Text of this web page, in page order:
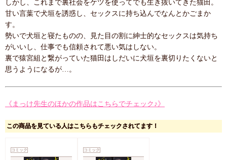
しかし、これまで裏社会をケツを使ってでも生き抜いてきた猫田。
甘い言葉で犬垣を誘惑し、セックスに持ち込んでなんとかごまか
す。
勢いで犬垣と寝たものの、見た目の割に紳士的なセックスは気持ち
がいいし、仕事でも信頼されて悪い気はしない。
裏で猿宮組と繋がっていた猫田はしだいに犬垣を裏切りたくないと
思うようになるが…。
《まっけ先生のほかの作品はこちらでチェック♪》
この商品を見ている人はこちらもチェックされてます！
コミック コミック